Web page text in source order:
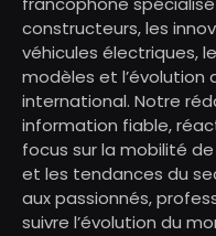
constructeurs, les
véhicules électriques,
modèles et
international. Notre
information fiable,
focus sur la mobilité
et les tendances du
aux passionnés,
suivre l’évolution du